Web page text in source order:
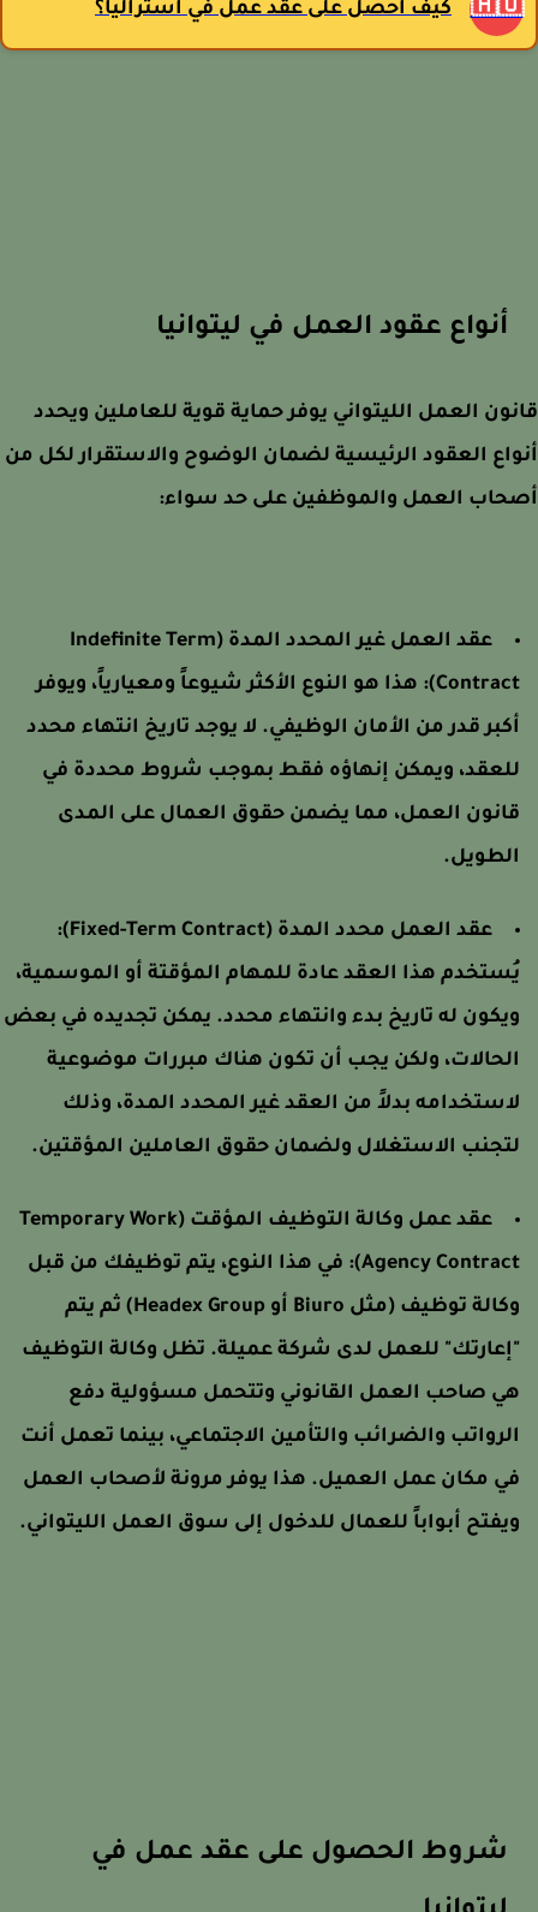
كيف أحصل على عقد عمل في أستراليا؟
أنواع عقود العمل في ليتوانيا
العمل الليتواني يوفر حماية قوية للعاملين ويحدد
العقود الرئيسية لضمان الوضوح والاستقرار لكل من
العمل والموظفين على حد سواء:
عقد العمل غير المحدد المدة (Indefinite Term
هذا هو النوع الأكثر شيوعاً ومعيارياً، ويوفر
قدر من الأمان الوظيفي. لا يوجد تاريخ انتهاء محدد
ويمكن إنهاؤه فقط بموجب شروط محددة في
العمل، مما يضمن حقوق العمال على المدى
عقد العمل محدد المدة (Fixed-Term Contract):
هذا العقد عادة للمهام المؤقتة أو الموسمية،
له تاريخ بدء وانتهاء محدد. يمكن تجديده في بعض
ولكن يجب أن تكون هناك مبررات موضوعية
بدلاً من العقد غير المحدد المدة، وذلك
الاستغلال ولضمان حقوق العاملين المؤقتين.
عقد عمل وكالة التوظيف المؤقت (Temporary Work
Agency
في هذا النوع، يتم توظيفك من قبل
وكالة توظيف (مثل Biuro أو Headex Group) ثم يتم
للعمل لدى شركة عميلة. تظل وكالة التوظيف
صاحب العمل القانوني وتتحمل مسؤولية دفع
والضرائب والتأمين الاجتماعي، بينما تعمل أنت
مكان عمل العميل. هذا يوفر مرونة لأصحاب العمل
أبواباً للعمال للدخول إلى سوق العمل الليتواني.
شروط الحصول على عقد عمل في